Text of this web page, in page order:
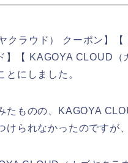
クラウド） クーポン】【
【 KAGOYA CLOUD（
にしました。
たものの、KAGOYA
られなかったのですが、